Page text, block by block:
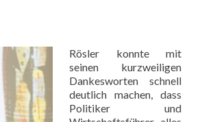
Rösler konnte mit
seinen kurzweiligen
Dankesworten schnell
deutlich machen, dass
Politiker und